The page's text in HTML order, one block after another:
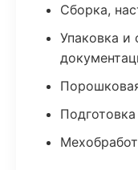
Сборка,
Упаковка и